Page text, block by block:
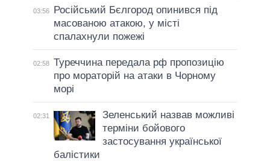
03:56
Російський Бєлгород опинився під
масованою атакою, у місті
спалахнули пожежі
02:58 Туреччина передала рф пропозицію
про мораторій на атаки в Чорному
морі
02:31
Зеленський назвав можливі
терміни бойового
застосування української
балістики